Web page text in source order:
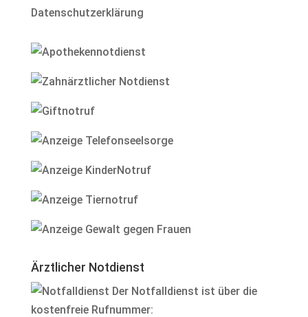
Datenschutzerklärung
Ärztlicher Notdienst
Der Notfalldienst ist über die
kostenfreie Rufnummer: